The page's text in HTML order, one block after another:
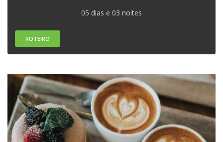
05 dias e 03 noites
ROTEIRO